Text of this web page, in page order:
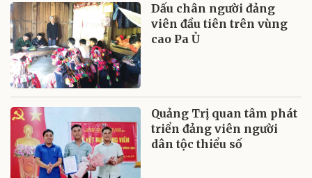
Dấu chân người đảng
viên đầu tiên trên vùng
cao Pa Ủ
Quảng Trị quan tâm phát
triển đảng viên người
dân tộc thiểu số